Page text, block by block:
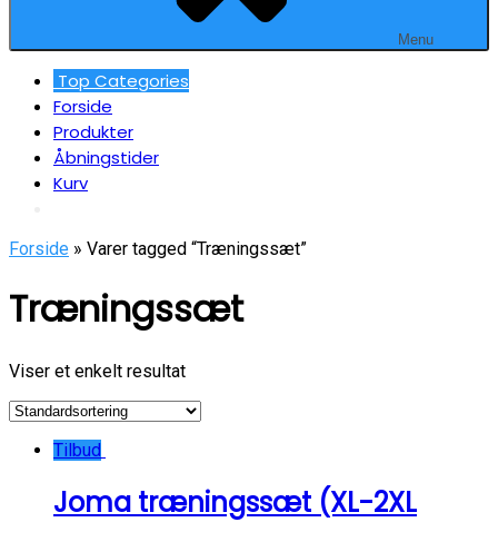
Menu
Top Categories
Forside
Produkter
Åbningstider
Kurv
Forside » Varer tagged “Træningssæt”
Træningssæt
Viser et enkelt resultat
Tilbud
Joma træningssæt (XL-2XL